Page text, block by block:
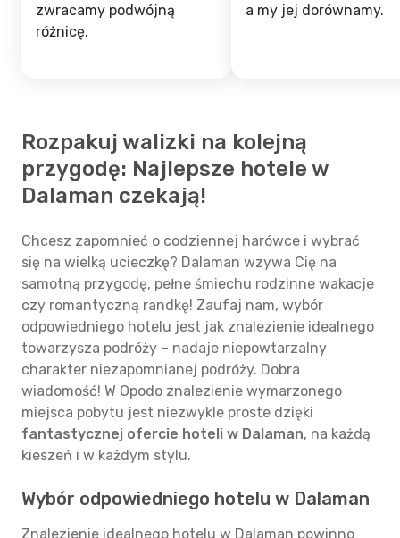
zwracamy podwójną
różnicę.
a my jej dorównamy.
Rozpakuj walizki na kolejną
przygodę: Najlepsze hotele w
Dalaman czekają!
Chcesz zapomnieć o codziennej harówce i wybrać
się na wielką ucieczkę? Dalaman wzywa Cię na
samotną przygodę, pełne śmiechu rodzinne wakacje
czy romantyczną randkę! Zaufaj nam, wybór
odpowiedniego hotelu jest jak znalezienie idealnego
towarzysza podróży – nadaje niepowtarzalny
charakter niezapomnianej podróży. Dobra
wiadomość! W Opodo znalezienie wymarzonego
miejsca pobytu jest niezwykle proste dzięki
fantastycznej ofercie hoteli w Dalaman, na każdą
kieszeń i w każdym stylu.
Wybór odpowiedniego hotelu w Dalaman
Znalezienie idealnego hotelu w Dalaman powinno